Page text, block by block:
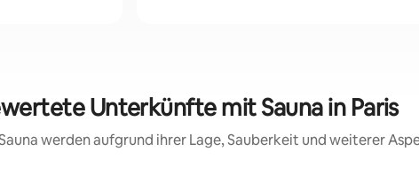
Unterkünfte mit Sauna in Paris
werden aufgrund ihrer Lage, Sauberkeit und weiterer